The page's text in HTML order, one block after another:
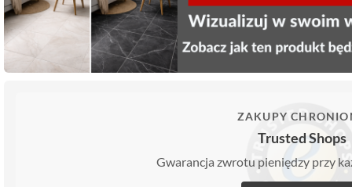
ZAKUPY
Trusted Shops
Gwarancja zwrotu pieniędzy przy